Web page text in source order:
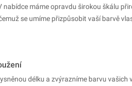
nabídce máme opravdu širokou škálu
se umíme přizpůsobit vaší barvě
délku a zvýrazníme barvu vašich